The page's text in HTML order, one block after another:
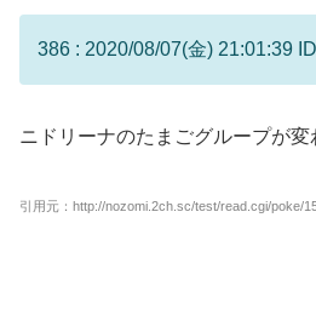
386 : 2020/08/07(金) 21:01:39
ニドリーナのたまごグループが
引用元：http://nozomi.2ch.sc/test/read.cgi/poke/